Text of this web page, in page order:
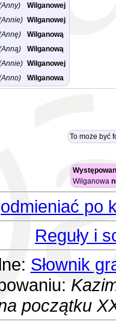
Wilganowej
Wilganowej
Wilganową
Wilganową
Wilganowej
Wilganowa
To może być
Wilganowa
odmieniać po
Reguły i
Słownik
początku